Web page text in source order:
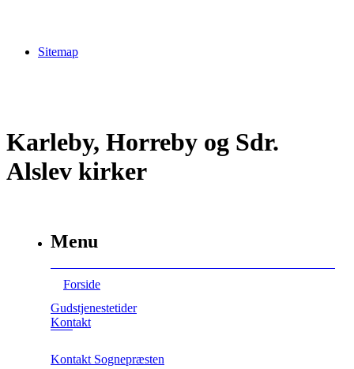
Sitemap
Karleby, Horreby og Sdr.
Alslev kirker
Menu
Forside
Gudstjenestetider
Kontakt
Kontakt Sognepræsten